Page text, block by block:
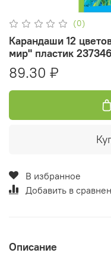
(0)
Карандаши 12
мир" пластик 237346
89.30 ₽
В избранное
Добавить в
Описание